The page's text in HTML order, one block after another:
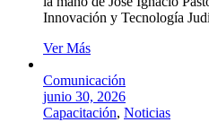
Innovación y Tecnología
Ver Más
Comunicación
junio 30, 2026
Capacitación, Noticias